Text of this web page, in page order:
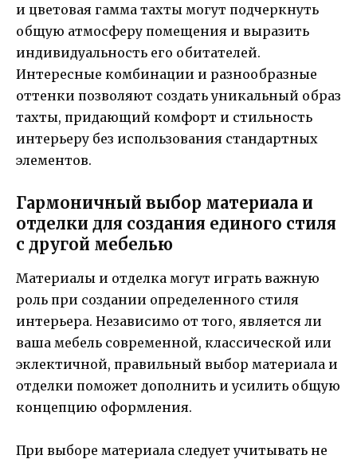
и цветовая гамма тахты могут подчеркнуть
общую атмосферу помещения и выразить
индивидуальность его обитателей.
Интересные комбинации и разнообразные
оттенки позволяют создать уникальный образ
тахты, придающий комфорт и стильность
интерьеру без использования стандартных
элементов.
Гармоничный выбор материала и
отделки для создания единого стиля
с другой мебелью
Материалы и отделка могут играть важную
роль при создании определенного стиля
интерьера. Независимо от того, является ли
ваша мебель современной, классической или
эклектичной, правильный выбор материала и
отделки поможет дополнить и усилить общую
концепцию оформления.
При выборе материала следует учитывать не